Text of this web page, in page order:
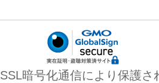
暗号化通信により保護さ